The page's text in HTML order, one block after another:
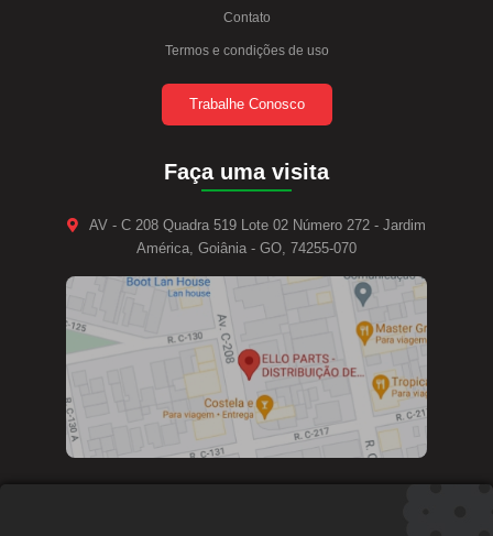
Contato
Termos e condições de uso
Trabalhe Conosco
Faça uma visita
AV - C 208 Quadra 519 Lote 02 Número 272 - Jardim
América, Goiânia - GO, 74255-070